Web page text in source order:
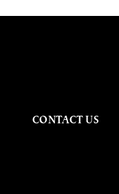
CONTACT US